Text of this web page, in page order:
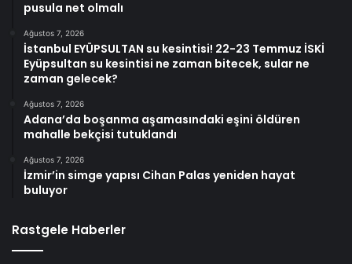
pusula net olmalı
Ağustos 7, 2026
İstanbul EYÜPSULTAN su kesintisi! 22-23 Temmuz İSKİ
Eyüpsultan su kesintisi ne zaman bitecek, sular ne
zaman gelecek?
Ağustos 7, 2026
Adana’da boşanma aşamasındaki eşini öldüren
mahalle bekçisi tutuklandı
Ağustos 7, 2026
İzmir’in simge yapısı Cihan Palas yeniden hayat
buluyor
Rastgele Haberler